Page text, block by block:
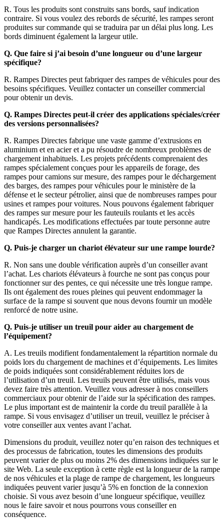
R. Tous les produits sont construits sans bords, sauf indication
contraire. Si vous voulez des rebords de sécurité, les rampes seront
produites sur commande qui se traduira par un délai plus long. Les
bords diminuent également la largeur utile.
Q. Que faire si j’ai besoin d’une longueur ou d’une largeur
spécifique?
R. Rampes Directes peut fabriquer des rampes de véhicules pour des
besoins spécifiques. Veuillez contacter un conseiller commercial
pour obtenir un devis.
Q. Rampes Directes peut-il créer des applications spéciales/créer
des versions personnalisées?
R. Rampes Directes fabrique une vaste gamme d’extrusions en
aluminium et en acier et a pu résoudre de nombreux problèmes de
chargement inhabituels. Les projets précédents comprenaient des
rampes spécialement conçues pour les appareils de forage, des
rampes pour camions sur mesure, des rampes pour le déchargement
des barges, des rampes pour véhicules pour le ministère de la
défense et le secteur pétrolier, ainsi que de nombreuses rampes pour
usines et rampes pour voitures. Nous pouvons également fabriquer
des rampes sur mesure pour les fauteuils roulants et les accès
handicapés. Les modifications effectuées par toute personne autre
que Rampes Directes annulent la garantie.
Q. Puis-je charger un chariot élévateur sur une rampe lourde?
R. Non sans une double vérification auprès d’un conseiller avant
l’achat. Les chariots élévateurs à fourche ne sont pas conçus pour
fonctionner sur des pentes, ce qui nécessite une très longue rampe.
Ils ont également des roues pleines qui peuvent endommager la
surface de la rampe si souvent que nous devons fournir un modèle
renforcé de notre usine.
Q. Puis-je utiliser un treuil pour aider au chargement de
l’équipement?
A. Les treuils modifient fondamentalement la répartition normale du
poids lors du chargement de machines et d’équipements. Les limites
de poids indiquées sont considérablement réduites lors de
l’utilisation d’un treuil. Les treuils peuvent être utilisés, mais vous
devez faire très attention. Veuillez vous adresser à nos conseillers
commerciaux pour obtenir de l’aide sur la spécification des rampes.
Le plus important est de maintenir la corde du treuil parallèle à la
rampe. Si vous envisagez d’utiliser un treuil, veuillez le préciser à
votre conseiller aux ventes avant l’achat.
Dimensions du produit, veuillez noter qu’en raison des techniques et
des processus de fabrication, toutes les dimensions des produits
peuvent varier de plus ou moins 2% des dimensions indiquées sur le
site Web. La seule exception à cette règle est la longueur de la rampe
de nos véhicules et la plage de rampe de chargement, les longueurs
indiquées peuvent varier jusqu’à 5% en fonction de la connexion
choisie. Si vous avez besoin d’une longueur spécifique, veuillez
nous le faire savoir et nous pourrons vous conseiller en
conséquence.